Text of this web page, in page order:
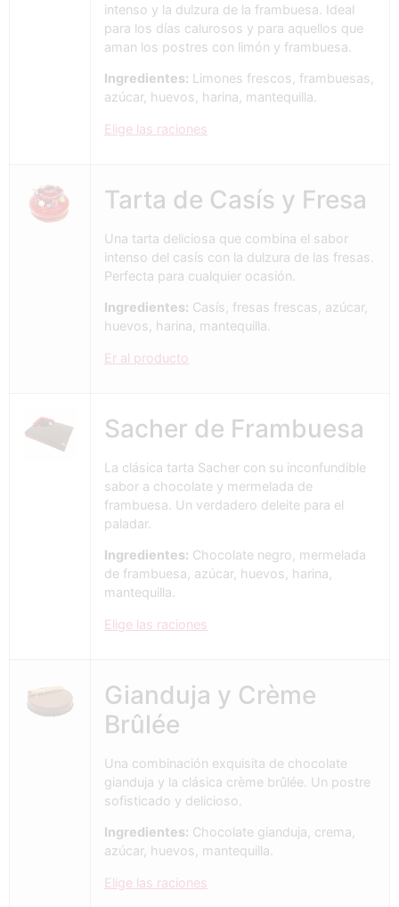
intenso y la dulzura de la frambuesa. Ideal
para los días calurosos y para aquellos que
aman los postres con limón y frambuesa.
Ingredientes: Limones frescos, frambuesas,
azúcar, huevos, harina, mantequilla.
Elige las raciones
Tarta de Casís y Fresa
Una tarta deliciosa que combina el sabor
intenso del casís con la dulzura de las fresas.
Perfecta para cualquier ocasión.
Ingredientes: Casís, fresas frescas, azúcar,
huevos, harina, mantequilla.
Er al producto
Sacher de Frambuesa
La clásica tarta Sacher con su inconfundible
sabor a chocolate y mermelada de
frambuesa. Un verdadero deleite para el
paladar.
Ingredientes: Chocolate negro, mermelada
de frambuesa, azúcar, huevos, harina,
mantequilla.
Elige las raciones
Gianduja y Crème
Brûlée
Una combinación exquisita de chocolate
gianduja y la clásica crème brûlée. Un postre
sofisticado y delicioso.
Ingredientes: Chocolate gianduja, crema,
azúcar, huevos, mantequilla.
Elige las raciones